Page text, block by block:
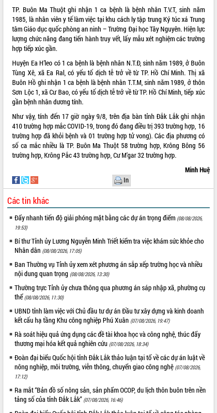
Trailer Lễ hội Sầu riêng Đắk Lắk năm
2026
và tặng quà người dân xã Cư Pui
Hội nghị UBND tỉnh Đắk Lắk thường kỳ
tháng 7/2026
Lễ truy tặng danh hiệu “Bà Mẹ Việt
UBND tỉnh Đắk Lắk triển khai nhiệm
vụ 6 tháng cuối năm 2026
Kỳ họp thứ Hai, Hội đồng nhân dân
tỉnh khóa XI quyết nghị nhiều nội dung
quan trọng
Bí thư Tỉnh ủy Lương Nguyễn Minh
Triết thăm, tặng quà người có công với
Rà soát, hoàn thiện hệ thống thiết chế
văn hóa, thể thao đáp ứng yêu cầu
phát triển mới
Thường trực HĐND tỉnh Đắk Lắk gặp
mặt Đoàn chuyên gia y tế TP. Hồ Chí
Minh
Lễ truy điệu và an táng hài cốt liệt sĩ
tại Nghĩa trang Liệt sĩ xã Sơn Hòa
Bàn giải pháp tháo gỡ khó khăn trong
xuất khẩu sầu riêng và triển khai quy
định EUDR
Thứ trưởng Bộ Nông nghiệp và Môi
trường Nguyễn Hoàng Hiệp khảo sát
vùng trồng và doanh nghiệp đóng gói
ALBUM ẢNH
Hôm nay: 16216
Tất cả:
66101884
TP. Buôn Ma Thuột ghi nhận 1 ca bệnh là bệnh nhân T.V.T, sinh năm
1985, là nhân viên y tế làm việc tại khu cách ly tập trung Ký túc xá Trung
tâm Giáo dục quốc phòng an ninh – Trường Đại học Tây Nguyên. Hiện lực
lượng chức năng đang tiến hành truy vết, lấy mẫu xét nghiệm các trường
hợp tiếp xúc gần.
Huyện Ea H’leo có 1 ca bệnh là bệnh nhân N.T.Đ, sinh năm 1989, ở Buôn
Tùng Xê, xã Ea Ral, có yếu tố dịch tễ trở về từ TP. Hồ Chí Minh. Thị xã
Buôn Hồ ghi nhận 1 ca bệnh là bệnh nhân T.T.M, sinh năm 1989, ở thôn
Sơn Lộc 1, xã Cư Bao, có yếu tố dịch tễ trở về từ TP. Hồ Chí Minh, tiếp xúc
gần bệnh nhân dương tính.
Như vậy, tính đến 17 giờ ngày 9/8, trên địa bàn tỉnh Đắk Lắk ghi nhận
410 trường hợp mắc COVID-19, trong đó đang điều trị 393 trường hợp, 16
trường hợp đã khỏi bệnh và 01 trường hợp tử vong). Các địa phương có
số ca mắc nhiều là TP. Buôn Ma Thuột 58 trường hợp, Krông Bông 56
trường hợp, Krông Pắc 43 trường hợp, Cư M’gar 32 trường hợp.
Minh Huệ
In
Các tin khác
Đẩy nhanh tiến độ giải phóng mặt bằng các dự án trọng điểm (08/08/2026,
19:53)
Bí thư Tỉnh ủy Lương Nguyễn Minh Triết kiểm tra việc khám sức khỏe cho
Nhân dân (08/08/2026, 17:05)
Ban Thường vụ Tỉnh ủy xem xét phương án sắp xếp trường học và nhiều
nội dung quan trọng (08/08/2026, 13:30)
Thường trực Tỉnh ủy chưa thông qua phương án sáp nhập xã, phường cụ
thể (08/08/2026, 11:30)
UBND tỉnh làm việc với Chủ đầu tư dự án Đầu tư xây dựng và kinh doanh
kết cấu hạ tầng Khu công nghiệp Phú Xuân (07/08/2026, 19:47)
Rà soát hiệu quả ứng dụng các đề tài khoa học và công nghệ, thúc đẩy
thương mại hóa kết quả nghiên cứu (07/08/2026, 18:34)
Đoàn đại biểu Quốc hội tỉnh Đắk Lắk thảo luận tại tổ về các dự án luật về
nông nghiệp, môi trường, viễn thông, chuyển giao công nghệ (07/08/2026,
17:12)
Ra mắt “Bản đồ số nông sản, sản phẩm OCOP, du lịch thôn buôn trên nền
tảng số của tỉnh Đắk Lắk” (07/08/2026, 16:46)